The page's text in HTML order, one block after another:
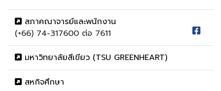
สภาคณาจารย์และพนักงาน
(+66) 74-317600 ต่อ 7611
มหาวิทยาลัยสีเขียว (TSU GREENHEART)
สหกิจศึกษา